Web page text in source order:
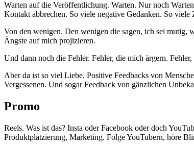
Warten auf die Veröffentlichung. Warten. Nur noch
Kontakt abbrechen. So viele negative Gedanken. So
Von den wenigen. Den wenigen die sagen, ich sei
Ängste auf mich projizieren.
Und dann noch die Fehler. Fehler, die mich ärgern.
Aber da ist so viel Liebe. Positive Feedbacks von
Vergessenen. Und sogar Feedback von gänzlichen
Promo
Reels. Was ist das? Insta oder Facebook oder doch
Produktplatzierung, Marketing. Folge YouTubern, höre